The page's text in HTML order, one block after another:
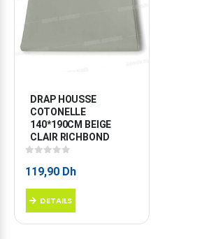
DRAP HOUSSE
COTONELLE
140*190CM BEIGE
CLAIR RICHBOND
119,90 Dh
DETAILS